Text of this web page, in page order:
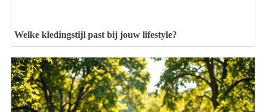
Welke kledingstijl past bij jouw lifestyle?